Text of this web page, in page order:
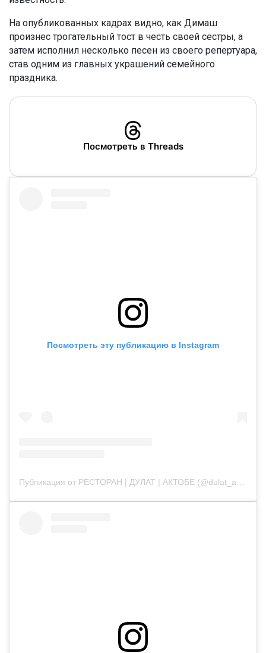
На опубликованных кадрах видно, как Димаш
произнес трогательный тост в честь своей сестры, а
затем исполнил несколько песен из своего репертуара,
став одним из главных украшений семейного
праздника.
Посмотреть в Threads
Посмотреть эту публикацию в Instagram